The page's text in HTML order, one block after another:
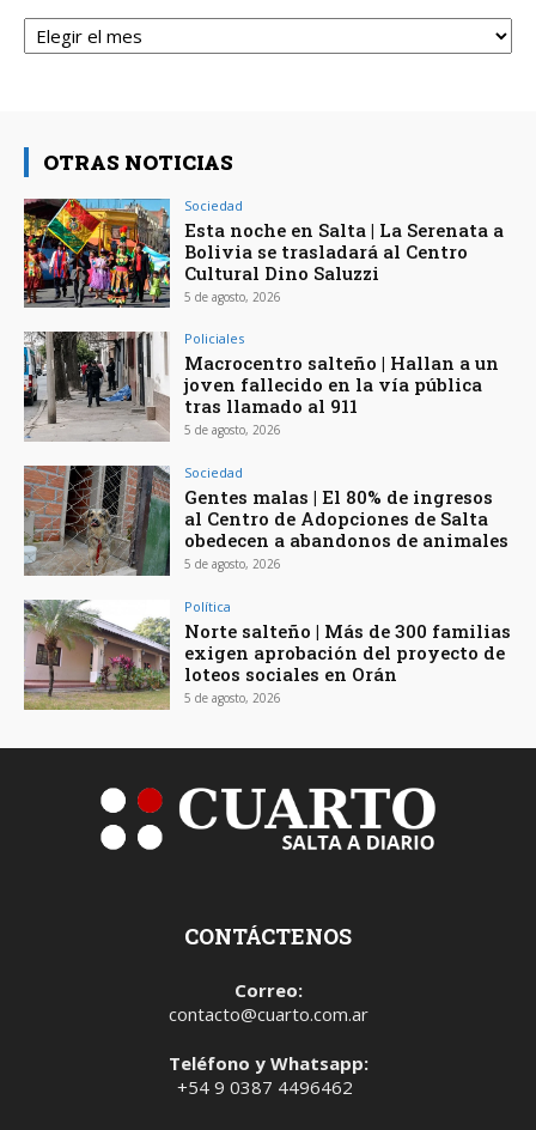
Archivos
OTRAS NOTICIAS
Sociedad
Esta noche en Salta | La Serenata a
Bolivia se trasladará al Centro
Cultural Dino Saluzzi
5 de agosto, 2026
Policiales
Macrocentro salteño | Hallan a un
joven fallecido en la vía pública
tras llamado al 911
5 de agosto, 2026
Sociedad
Gentes malas | El 80% de ingresos
al Centro de Adopciones de Salta
obedecen a abandonos de animales
5 de agosto, 2026
Política
Norte salteño | Más de 300 familias
exigen aprobación del proyecto de
loteos sociales en Orán
5 de agosto, 2026
CONTÁCTENOS
Correo:
contacto@cuarto.com.ar
Teléfono y Whatsapp:
+54 9 0387 4496462